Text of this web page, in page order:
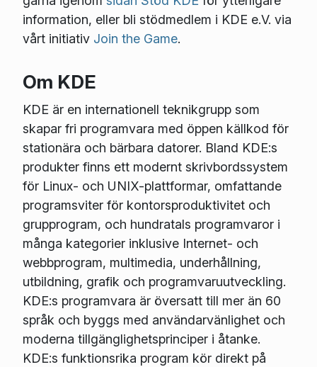
information, eller bli stödmedlem i KDE e.V. via
vårt initiativ Join the Game.
Om KDE
KDE är en internationell teknikgrupp som
skapar fri programvara med öppen källkod för
stationära och bärbara datorer. Bland KDE:s
produkter finns ett modernt skrivbordssystem
för Linux- och UNIX-plattformar, omfattande
programsviter för kontorsproduktivitet och
grupprogram, och hundratals programvaror i
många kategorier inklusive Internet- och
webbprogram, multimedia, underhållning,
utbildning, grafik och programvaruutveckling.
KDE:s programvara är översatt till mer än 60
språk och byggs med användarvänlighet och
moderna tillgänglighetsprinciper i åtanke.
KDE:s funktionsrika program kör direkt på